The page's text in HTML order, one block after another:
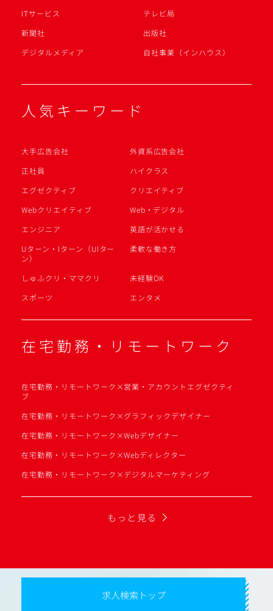
ITサービス
テレビ局
新聞社
出版社
デジタルメディア
自社事業（インハウス）
人気キーワード
大手広告会社
外資系広告会社
正社員
ハイクラス
エグゼクティブ
クリエイティブ
Webクリエイティブ
Web・デジタル
エンジニア
英語が活かせる
Uターン・Iターン（UIター
ン）
柔軟な働き方
しゅふクリ・ママクリ
未経験OK
スポーツ
エンタメ
在宅勤務・リモートワーク
在宅勤務・リモートワーク×営業・アカウントエグゼクティ
ブ
在宅勤務・リモートワーク×グラフィックデザイナー
在宅勤務・リモートワーク×Webデザイナー
在宅勤務・リモートワーク×Webディレクター
在宅勤務・リモートワーク×デジタルマーケティング
もっと見る
求人検索トップ